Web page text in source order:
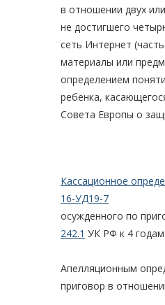
в отношении двух
не достигшего
сеть Интернет
материалы или
определением
ребенка,
Совета Европы о
Кассационное
16-УД19-7
осужденного по
242.1 УК РФ к 4
Апелляционным
приговор в